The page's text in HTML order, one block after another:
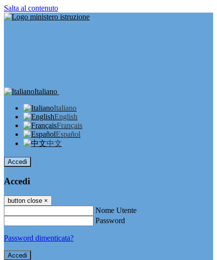
Salta al contenuto
Italiano
Italiano
English
Français
Español
中文
Accedi
Accedi
button close ×
Nome Utente
Password
Password dimenticata?